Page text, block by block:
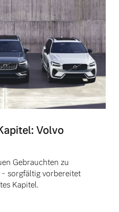
Volvo
Gebrauchten zu
sorgfältig vorbereitet
Kapitel.